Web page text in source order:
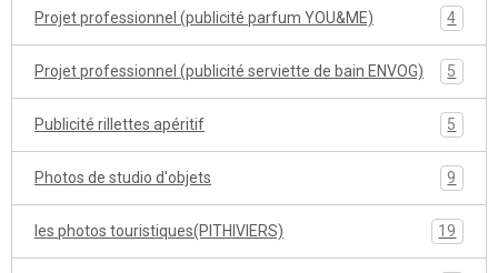
Projet professionnel (publicité parfum YOU&ME) 4
Projet professionnel (publicité serviette de bain ENVOG) 5
Publicité rillettes apéritif 5
Photos de studio d'objets 9
les photos touristiques(PITHIVIERS) 19